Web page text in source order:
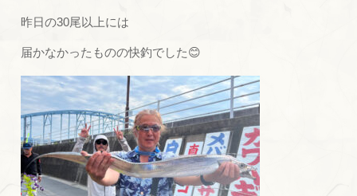
昨日の30尾以上には
届かなかったものの快釣でした😊